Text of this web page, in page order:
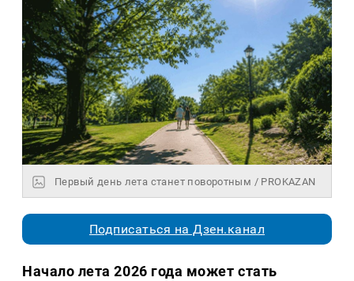
Первый день лета станет поворотным / PROKAZAN
Подписаться на Дзен.канал
Начало лета 2026 года может стать